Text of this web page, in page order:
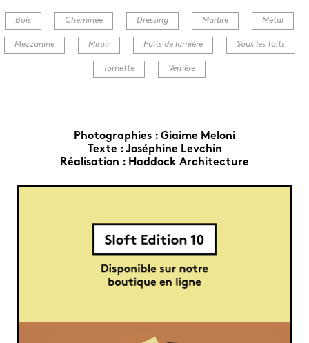
Bois Cheminée Dressing Marbre Métal
Mezzanine Miroir Puits de lumière Sous les toits
Tomette Verrière
Photographies : Giaime Meloni
Texte :Joséphine Levchin
Réalisation : Haddock Architecture